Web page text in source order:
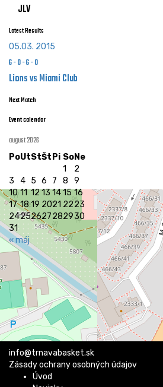
JLV
Latest Results
05.03. 2015
6-0-6-0
Lions vs Miami Club
Next Match
Event calendar
august 2026
PoUtStŠt Pi SoNe
« máj
1
2
3
4 5 6 7 8
9
10 11 12131415 16
17 1819 2021 2223
24252627282930
31
Kontakt
Basketbalový klub MBK AŠK Slávia Trnava
Rybníková 550/14, 917 01 Trnava
IČO: 37 984 870
DIČ: 2021922661
IBAN: SK77 8330 0000 0024 0081 6219
info@trnavabasket.sk
Zásady ochrany osobných údajov
Úvod